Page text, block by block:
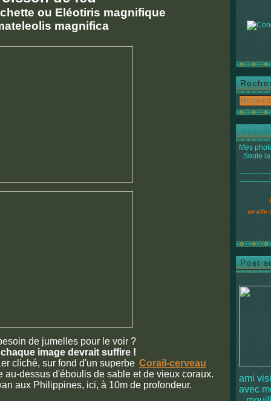
ou Eléotiris magnifique
magnifica
de jumelles pour le voir ?
image devrait suffire !
cliché, sur fond d'un superbe Corail-cerveau
au-dessus d'éboulis de sable et de vieux coraux.
aux Philippines, ici, à 10m de profondeur.
Mes
Seule
un clic
Post
ami
avec